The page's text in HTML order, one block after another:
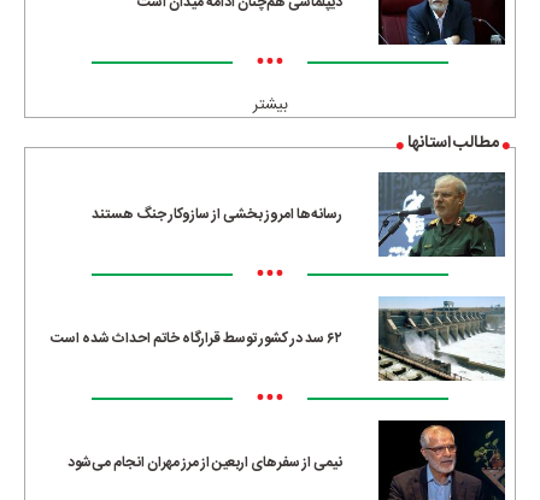
•••
بیشتر
مطالب استانها
رسانه‌ها امروز بخشی از سازوکار جنگ هستند
•••
۶۲ سد در کشور توسط قرارگاه خاتم احداث شده است
•••
نیمی از سفرهای اربعین از مرز مهران انجام می‌شود